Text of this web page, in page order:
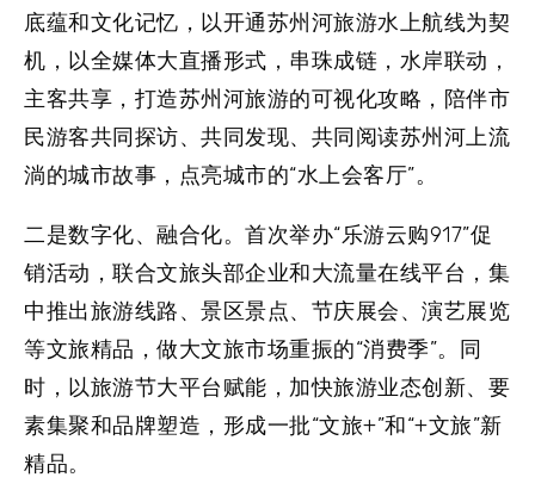
底蕴和文化记忆，以开通苏州河旅游水上航线为契
机，以全媒体大直播形式，串珠成链，水岸联动，
主客共享，打造苏州河旅游的可视化攻略，陪伴市
民游客共同探访、共同发现、共同阅读苏州河上流
淌的城市故事，点亮城市的“水上会客厅”。
二是数字化、融合化。 首次举办“乐游云购917”促
销活动，联合文旅头部企业和大流量在线平台，集
中推出旅游线路、景区景点、节庆展会、演艺展览
等文旅精品，做大文旅市场重振的“消费季”。同
时，以旅游节大平台赋能，加快旅游业态创新、要
素集聚和品牌塑造，形成一批“文旅+”和“+文旅”新
精品。